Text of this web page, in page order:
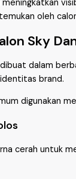
meningkatkan
oleh
Sky
dalam
brand.
digunakan
cerah untuk